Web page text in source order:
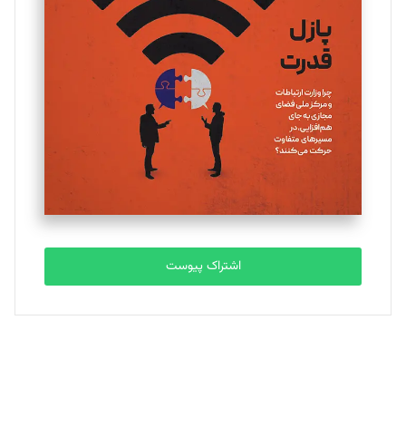
یسنا امان‌پور
تحریریه
ملینا جعفری
تحریریه
مصطفی مسجدی آرانی
تحریریه
بابک نقاش
تحریریه
اشتراک پیوست